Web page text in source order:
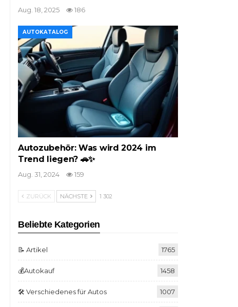
Aug. 18, 2025 186
AUTOKATALOG
Autozubehör: Was wird 2024 im
Trend liegen? 🚗✨
Aug. 31, 2024 159
ZURÜCK NÄCHSTE 1 302
Beliebte Kategorien
📝 Artikel 1765
💰Autokauf 1458
🛠️ Verschiedenes für Autos 1007